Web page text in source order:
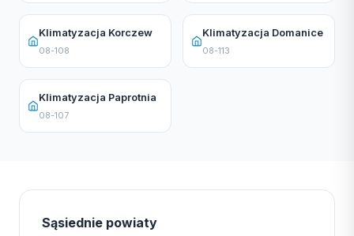
Klimatyzacja Korczew
08-108
Klimatyzacja Domanice
08-113
Klimatyzacja Paprotnia
08-107
Sąsiednie powiaty